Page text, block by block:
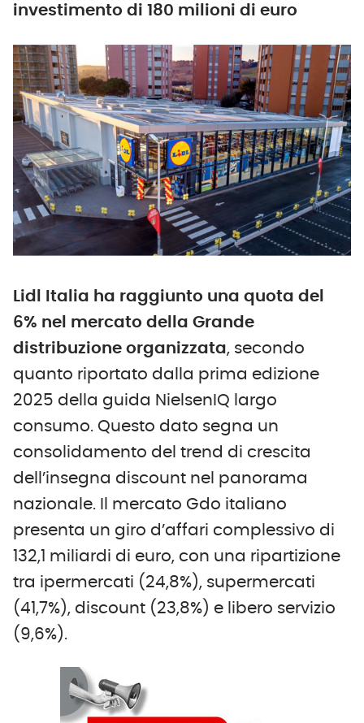
investimento di 180 milioni di euro
Lidl Italia ha raggiunto una quota del
6% nel mercato della Grande
distribuzione organizzata, secondo
quanto riportato dalla prima edizione
2025 della guida NielsenIQ largo
consumo. Questo dato segna un
consolidamento del trend di crescita
dell’insegna discount nel panorama
nazionale. Il mercato Gdo italiano
presenta un giro d’affari complessivo di
132,1 miliardi di euro, con una ripartizione
tra ipermercati (24,8%), supermercati
(41,7%), discount (23,8%) e libero servizio
(9,6%).